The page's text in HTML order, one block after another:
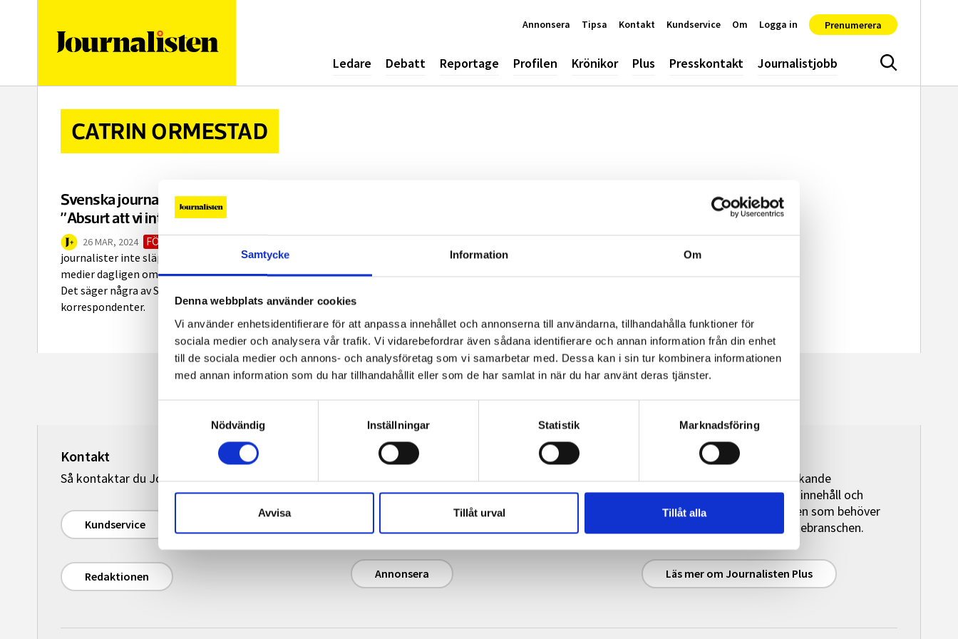
Samtycke Information Om
Denna webbplats använder cookies
Vi använder enhetsidentifierare för att anpassa innehållet och annonserna till användarna, tillhandahålla funktioner för
sociala medier och analysera vår trafik. Vi vidarebefordrar även sådana identifierare och annan information från din enhet
till de sociala medier och annons- och analysföretag som vi samarbetar med. Dessa kan i sin tur kombinera informationen
med annan information som du har tillhandahållit eller som de har samlat in när du har använt deras tjänster.
Nödvändig
Inställningar Statistik Marknadsföring
Avvisa Tillåt urval Tillåt alla
Ledare Debatt Reportage Profilen Krönikor Plus Presskontakt Journalistjobb Sök
Annonsera Tipsa Kontakt Kundservice Om Logga in Prenumerera
CATRIN ORMESTAD
Svenska journalister om kriget i Gaza –
”Absurt att vi inte släpps in”
26 MAR, 2024 FÖRDJUPNING
journalister inte släpps in i Gaza rapporterar svenska
medier dagligen om kriget. Hur? Med stor svårighet.
Det säger några av Sveriges mest rutinerade
korrespondenter.
Kontakt
Så kontaktar du Journalisten:
Kundservice
Redaktionen
Annonsera
Journalisten.se har 240 000 unika sidvisningar
och 120 000 unika besökare per månad (i
genomsnitt). Magasinet Journalisten har en
upplaga på cirka 13 500 ex (2025).
Annonsera
Journalisten Plus
Journalisten Plus är en heltäckande
premiumtjänst med exklusivt innehåll och
granskande journalistik för den som behöver
initierad bevakningen av mediebranschen.
Läs mer om Journalisten Plus